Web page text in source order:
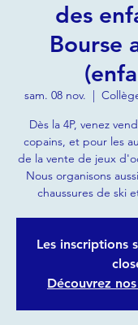
des
Bourse
sam. 08 nov.
  |
Dès la 4P, venez
copains, et pour les
de la vente de jeux
Nous organisons
chaussures de ski
Les inscriptions
Découvrez